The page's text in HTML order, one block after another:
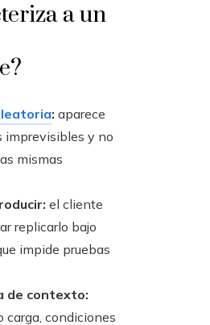
a un
: aparece
imprevisibles y no
mismas
el cliente
replicarlo bajo
impide pruebas
de contexto:
carga, condiciones